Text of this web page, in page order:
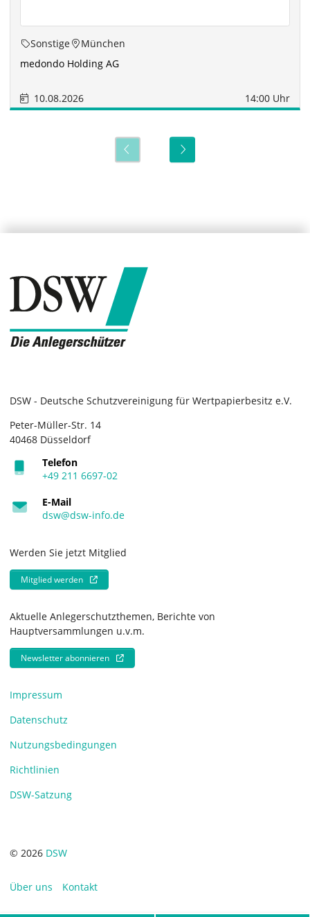
Sonstige
München
medondo Holding AG
10.08.2026 14:00 Uhr
DSW - Deutsche Schutzvereinigung für Wertpapierbesitz e.V.
Peter-Müller-Str. 14
40468 Düsseldorf
Telefon
+49 211 6697-02
E-Mail
dsw@dsw-info.de
Werden Sie jetzt Mitglied
Mitglied werden
Aktuelle Anlegerschutzthemen, Berichte von
Hauptversammlungen u.v.m.
Newsletter abonnieren
Impressum
Datenschutz
Nutzungsbedingungen
Richtlinien
DSW-Satzung
© 2026 DSW
Über uns Kontakt